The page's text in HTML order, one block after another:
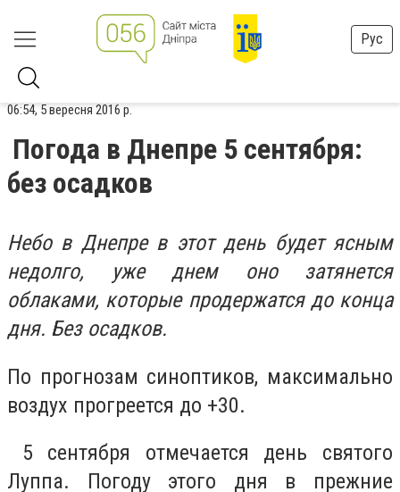
Рус
06:54, 5 вересня 2016 р.
Погода в Днепре 5 сентября:
без осадков
Небо в Днепре в этот день будет ясным
недолго, уже днем оно затянется
облаками, которые продержатся до конца
дня. Без осадков.
По прогнозам синоптиков, максимально
воздух прогреется до +30.
5 сентября отмечается день святого
Луппа. Погоду этого дня в прежние